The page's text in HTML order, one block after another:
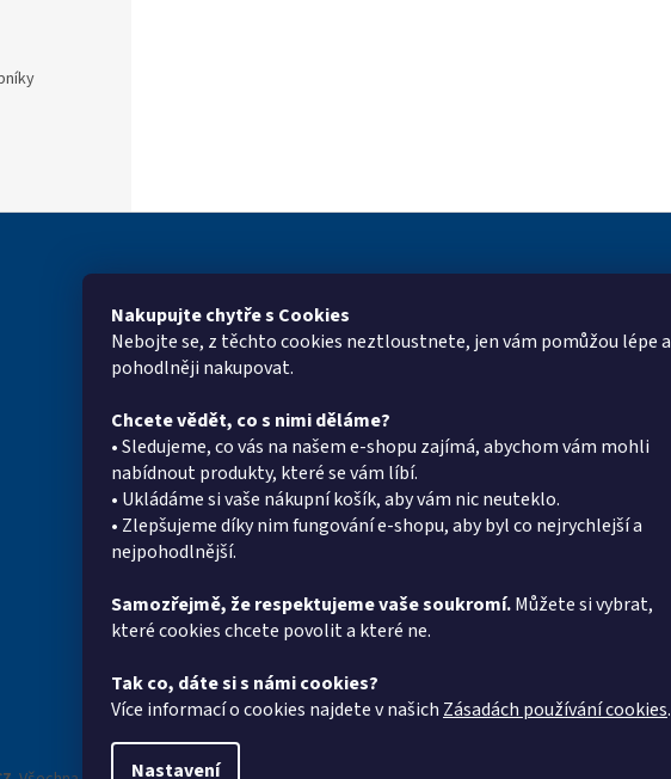
Nakupujte chytře s Cookies
Nebojte se, z těchto cookies neztloustnete, jen vám pomůžou lépe a
pohodlněji nakupovat.
Chcete vědět, co s nimi děláme?
• Sledujeme, co vás na našem e-shopu zajímá, abychom vám mohli
nabídnout produkty, které se vám líbí.
• Ukládáme si vaše nákupní košík, aby vám nic neuteklo.
• Zlepšujeme díky nim fungování e-shopu, aby byl co nejrychlejší a
nejpohodlnější.
Samozřejmě, že respektujeme vaše soukromí.Můžete si vybrat,
které cookies chcete povolit a které ne.
Tak co, dáte si s námi cookies?
Více informací o cookies najdete v našich Zásadách používání cookies.
Nastavení
Informace pro vás
On-line poptávka
Kontakty
Novinky
Doprava a platba - PK Group
Systém slev PK Group.cz
Obchodní podmínky
Podmínky ochrany osobních
Reklamační protokol
Kontakt